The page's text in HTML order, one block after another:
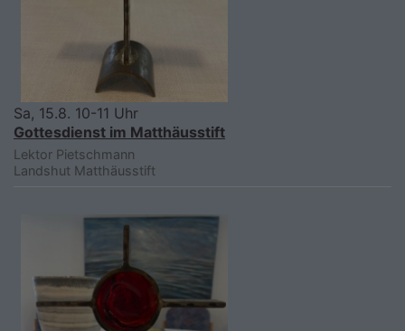
Sa, 15.8. 10-11 Uhr
Gottesdienst im Matthäusstift
Lektor Pietschmann
Landshut Matthäusstift